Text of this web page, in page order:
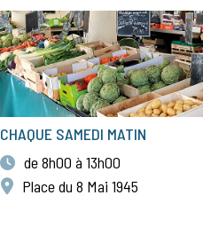
CHAQUE SAMEDI MATIN
de 8h00 à 13h00
Place du 8 Mai 1945